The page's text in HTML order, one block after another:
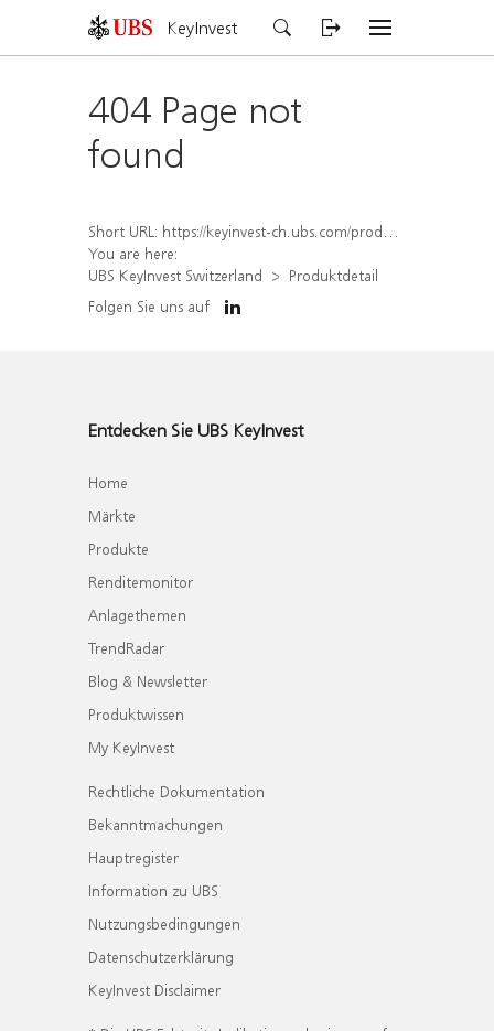
KeyInvest
404 Page not
found
Short URL: https://keyinvest-ch.ubs.com/produkt/detail/index/isin/CH1570499272
You are here:
UBS KeyInvest Switzerland
Produktdetail
Folgen Sie uns auf
Entdecken Sie UBS KeyInvest
Home
Märkte
Produkte
Renditemonitor
Anlagethemen
TrendRadar
Blog & Newsletter
Produktwissen
My KeyInvest
Rechtliche Dokumentation
Bekanntmachungen
Hauptregister
Information zu UBS
Nutzungsbedingungen
Datenschutzerklärung
KeyInvest Disclaimer